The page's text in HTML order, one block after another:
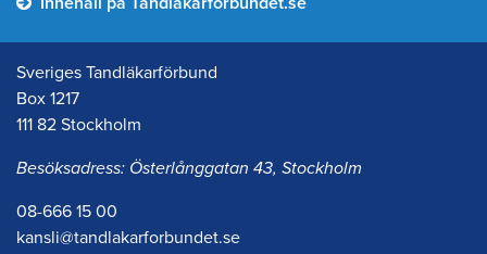
Sveriges Tandläkarförbund
Box 1217
111 82 Stockholm
Besöksadress: Österlånggatan 43, Stockholm
08-666 15 00
kansli@tandlakarforbundet.se